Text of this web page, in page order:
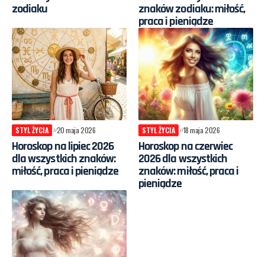
zodiaku
znaków zodiaku: miłość,
praca i pieniądze
STYL ŻYCIA 20 maja 2026
Horoskop na lipiec 2026
dla wszystkich znaków:
miłość, praca i pieniądze
STYL ŻYCIA 18 maja 2026
Horoskop na czerwiec
2026 dla wszystkich
znaków: miłość, praca i
pieniądze